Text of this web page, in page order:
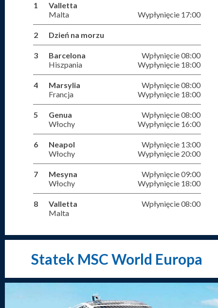
1
Valletta
Malta
Wypłynięcie 17:00
2 Dzień na morzu
3
Barcelona
Hiszpania
Wpłynięcie 08:00
Wypłynięcie 18:00
4
Marsylia
Francja
Wpłynięcie 08:00
Wypłynięcie 18:00
5
Genua
Włochy
Wpłynięcie 08:00
Wypłynięcie 16:00
6
Neapol
Włochy
Wpłynięcie 13:00
Wypłynięcie 20:00
7
Mesyna
Włochy
Wpłynięcie 09:00
Wypłynięcie 18:00
8
Valletta
Malta
Wpłynięcie 08:00
Statek MSC World Europa